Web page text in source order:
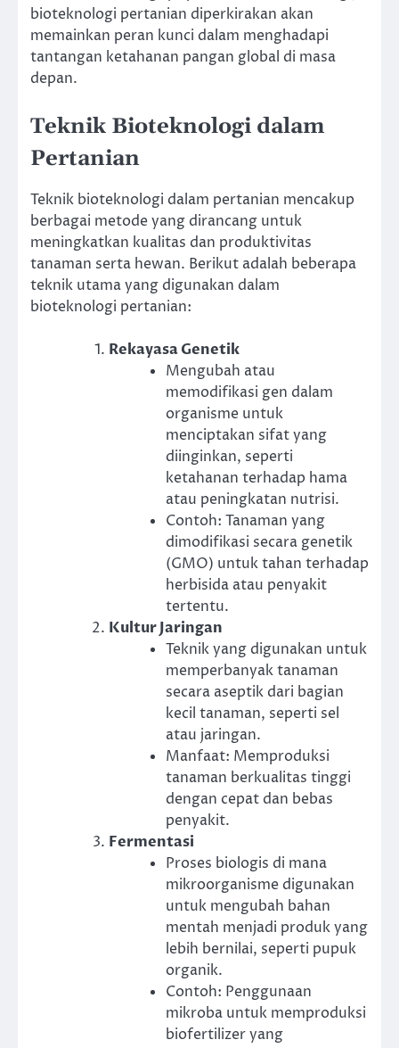
bioteknologi pertanian diperkirakan akan
memainkan peran kunci dalam menghadapi
tantangan ketahanan pangan global di masa
depan.
Teknik Bioteknologi dalam
Pertanian
Teknik bioteknologi dalam pertanian mencakup
berbagai metode yang dirancang untuk
meningkatkan kualitas dan produktivitas
tanaman serta hewan. Berikut adalah beberapa
teknik utama yang digunakan dalam
bioteknologi pertanian:
Rekayasa Genetik
Mengubah atau
memodifikasi gen dalam
organisme untuk
menciptakan sifat yang
diinginkan, seperti
ketahanan terhadap hama
atau peningkatan nutrisi.
Contoh: Tanaman yang
dimodifikasi secara genetik
(GMO) untuk tahan terhadap
herbisida atau penyakit
tertentu.
Kultur Jaringan
Teknik yang digunakan untuk
memperbanyak tanaman
secara aseptik dari bagian
kecil tanaman, seperti sel
atau jaringan.
Manfaat: Memproduksi
tanaman berkualitas tinggi
dengan cepat dan bebas
penyakit.
Fermentasi
Proses biologis di mana
mikroorganisme digunakan
untuk mengubah bahan
mentah menjadi produk yang
lebih bernilai, seperti pupuk
organik.
Contoh: Penggunaan
mikroba untuk memproduksi
biofertilizer yang